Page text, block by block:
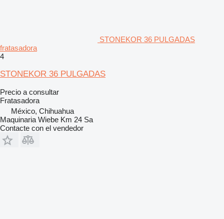
STONEKOR 36 PULGADAS
fratasadora
4
STONEKOR 36 PULGADAS
Precio a consultar
Fratasadora
México, Chihuahua
Maquinaria Wiebe Km 24 Sa
Contacte con el vendedor